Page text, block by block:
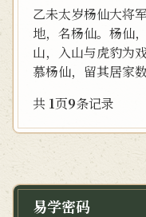
乙未太岁杨仙大将
地，名杨仙。杨仙
山，入山与虎豹为
慕杨仙，留其居家
共 1页9条记录
易学密码